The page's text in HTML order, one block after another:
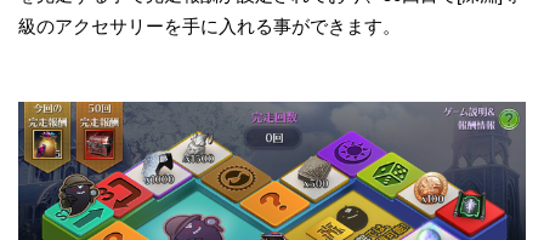
級のアクセサリーを手に入れる事ができます。